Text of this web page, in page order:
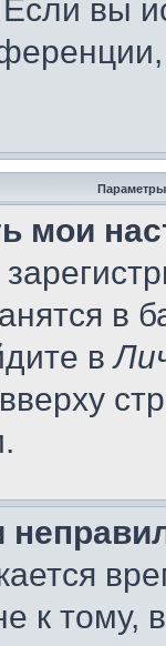
вы
Параметры
мои
в
в
к тому,